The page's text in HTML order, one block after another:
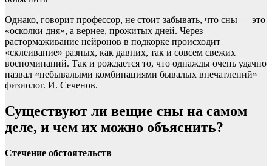
Однако, говорит профессор, не стоит забывать, что сны — это
«осколки дня», а вернее, прожитых дней. Через
растормаживание нейронов в подкорке происходит
«склеивание» разных, как давних, так и совсем свежих
воспоминаний. Так и рождается то, что однажды очень удачно
назвал «небывалыми комбинациями бывалых впечатлений»
физиолог. И. Сеченов.
Существуют ли вещие сны на самом
деле, и чем их можно объяснить?
Стечение обстоятельств